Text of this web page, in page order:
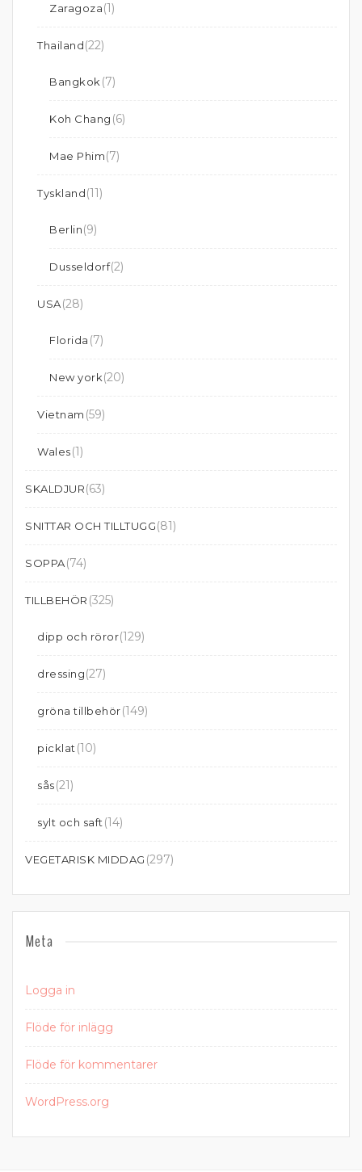
Zaragoza(1)
Thailand(22)
Bangkok (7)
Koh Chang (6)
Mae Phim(7)
Tyskland(11)
Berlin(9)
Dusseldorf(2)
USA(28)
Florida (7)
New york(20)
Vietnam (59)
Wales(1)
SKALDJUR(63)
SNITTAR OCH TILLTUGG(81)
SOPPA(74)
TILLBEHÖR (325)
dipp och röror(129)
dressing(27)
gröna tillbehör(149)
picklat (10)
sås(21)
sylt och saft (14)
VEGETARISK MIDDAG (297)
Meta
Logga in
Flöde för inlägg
Flöde för kommentarer
WordPress.org